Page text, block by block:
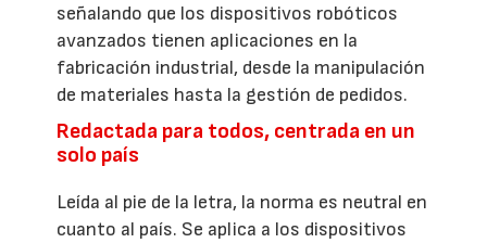
señalando que los dispositivos robóticos
avanzados tienen aplicaciones en la
fabricación industrial, desde la manipulación
de materiales hasta la gestión de pedidos.
Redactada para todos, centrada en un
solo país
Leída al pie de la letra, la norma es neutral en
cuanto al país. Se aplica a los dispositivos